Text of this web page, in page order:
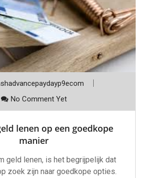
No Comment Yet
lenen op een goedkope
manier
geld lenen, is het begrijpelijk dat
zoek zijn naar goedkope opties.